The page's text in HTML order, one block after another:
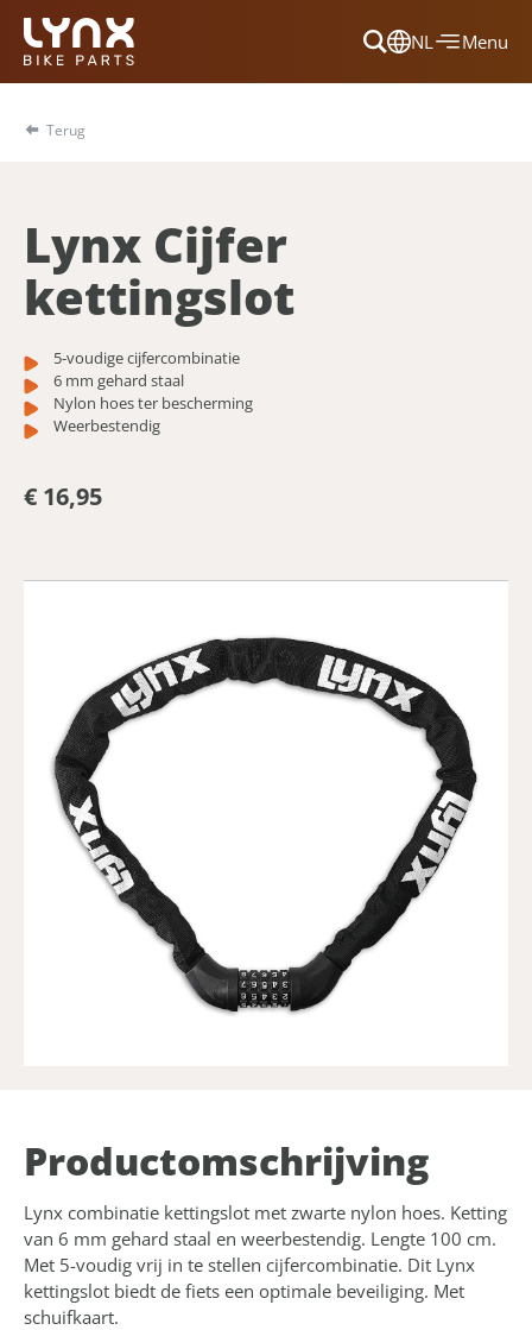
NL
Dansk
Menu
Terug
Lynx Cijfer
kettingslot
5-voudige cijfercombinatie
6 mm gehard staal
Nylon hoes ter bescherming
Weerbestendig
€ 16,95
Product­omschrijving
Lynx combinatie kettingslot met zwarte nylon hoes. Ketting
van 6 mm gehard staal en weerbestendig. Lengte 100 cm.
Met 5-voudig vrij in te stellen cijfercombinatie. Dit Lynx
kettingslot biedt de fiets een optimale beveiliging. Met
schuifkaart.